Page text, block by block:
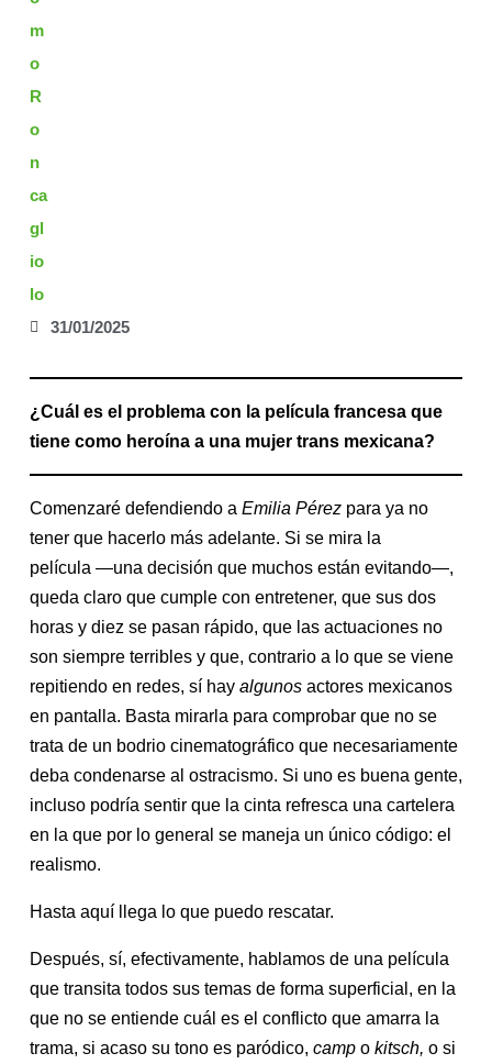
31/01/2025
¿Cuál es el problema con la película francesa que
tiene como heroína a una mujer trans mexicana?
Comenzaré defendiendo a Emilia Pérezpara ya no
tener que hacerlo más adelante. Si se mira la
película —una decisión que muchos están evitando—,
queda claro que cumple con entretener, que sus dos
horas y diez se pasan rápido, que las actuaciones no
son siempre terribles y que, contrario a lo que se viene
repitiendo en redes, sí hay algunosactores mexicanos
en pantalla. Basta mirarla para comprobar que no se
trata de un bodrio cinematográfico que necesariamente
deba condenarse al ostracismo. Si uno es buena gente,
incluso podría sentir que la cinta refresca una cartelera
en la que por lo general se maneja un único código: el
realismo.
Hasta aquí llega lo que puedo rescatar.
Después, sí, efectivamente, hablamos de una película
que transita todos sus temas de forma superficial, en la
que no se entiende cuál es el conflicto que amarra la
trama, si acaso su tono es paródico, campo kitsch, o si